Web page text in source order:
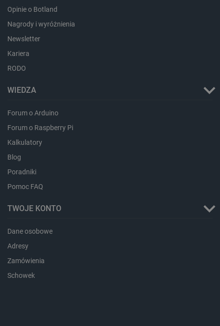
Opinie o Botland
Nagrody i wyróżnienia
Newsletter
Kariera
RODO
WIEDZA
Forum o Arduino
Forum o Raspberry Pi
Kalkulatory
Blog
Poradniki
Pomoc FAQ
TWOJE KONTO
Dane osobowe
Adresy
Zamówienia
Schowek
LaVisitorId_Ym90bGFuZC5sYWRlc2suY29tLw